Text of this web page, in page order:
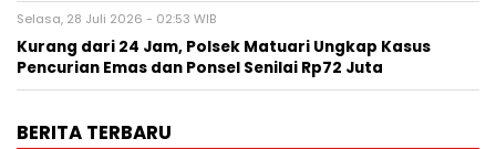
Selasa, 28 Juli 2026 - 02:53 WIB
Kurang dari 24 Jam, Polsek Matuari Ungkap Kasus
Pencurian Emas dan Ponsel Senilai Rp72 Juta
BERITA TERBARU